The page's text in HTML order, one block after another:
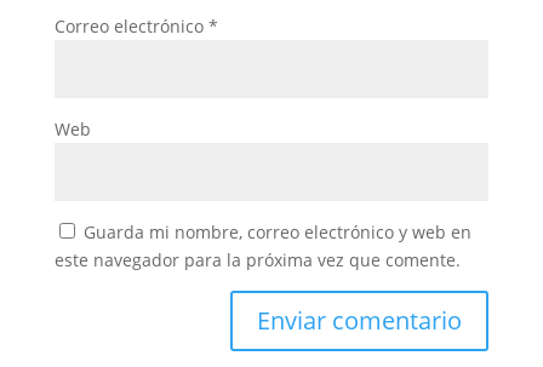
Correo electrónico *
Web
Guarda mi nombre, correo electrónico y web en
este navegador para la próxima vez que comente.